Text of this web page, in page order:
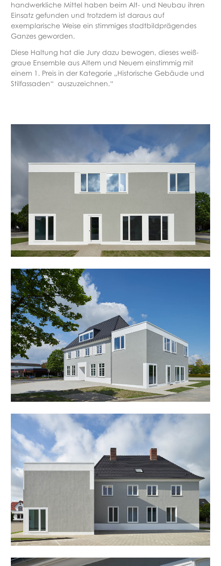
handwerkliche Mittel haben beim Alt- und Neubau ihren
Einsatz gefunden und trotzdem ist daraus auf
exemplarische Weise ein stimmiges stadtbildprägendes
Ganzes geworden.
Diese Haltung hat die Jury dazu bewogen, dieses weiß-
graue Ensemble aus Altem und Neuem einstimmig mit
einem 1. Preis in der Kategorie „Historische Gebäude und
Stilfassaden“ auszuzeichnen.“